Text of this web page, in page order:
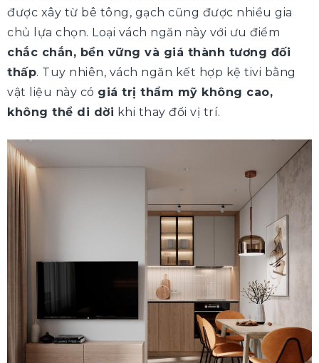
được xây từ bê tông, gạch cũng được nhiều gia
chủ lựa chọn. Loại vách ngăn này với ưu điểm
chắc chắn, bền vững và giá thành tương đối
thấp. Tuy nhiên, vách ngăn kết hợp kệ tivi bằng
vật liệu này có giá trị thẩm mỹ không cao,
không thể di dời khi thay đổi vị trí.